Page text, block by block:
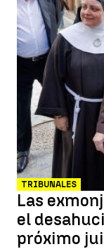
TRIBUNALES
Las
el
próximo